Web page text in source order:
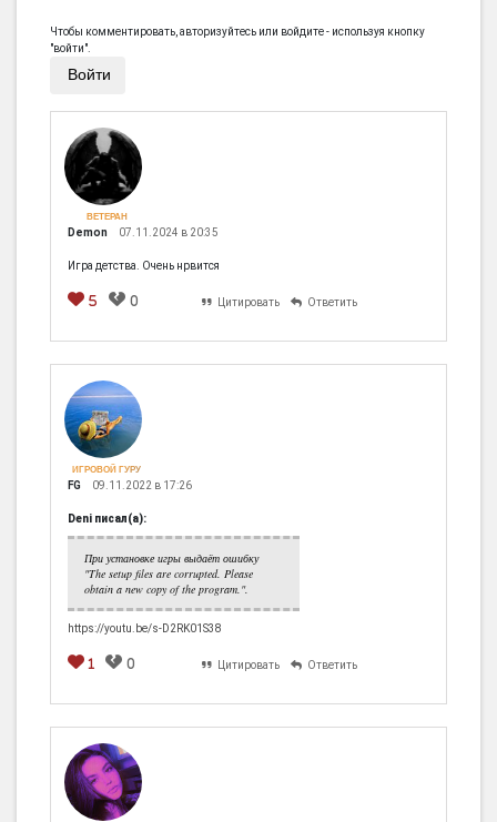
Чтобы комментировать, авторизуйтесь или войдите - используя кнопку
"войти".
Войти
ВЕТЕРАН
Demon 07.11.2024 в 20:35
Игра детства. Очень нрвится
5 0 Цитировать Ответить
ИГРОВОЙ ГУРУ
FG 09.11.2022 в 17:26
Deni писал(а):
При установке игры выдаёт ошибку
"The setup files are corrupted. Please
obtain a new copy of the program.".
https://youtu.be/s-D2RK01S38
1 0 Цитировать Ответить